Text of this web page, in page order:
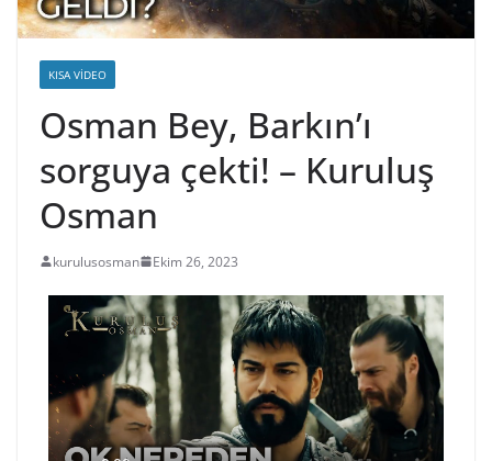
KISA VIDEO
Osman Bey, Barkın’ı
sorguya çekti! – Kuruluş
Osman
kurulusosman Ekim 26, 2023